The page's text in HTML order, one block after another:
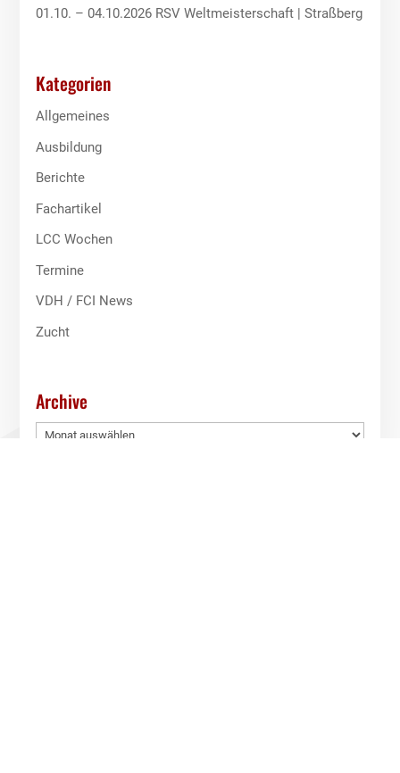
01.10. – 04.10.2026 RSV Weltmeisterschaft | Straßberg
Kategorien
Allgemeines
Ausbildung
Berichte
Fachartikel
LCC Wochen
Termine
VDH / FCI News
Zucht
Archive
Archive